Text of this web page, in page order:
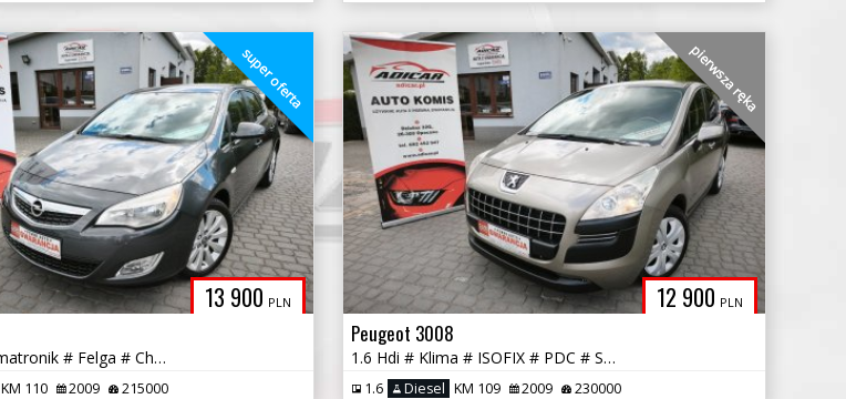
13 900 PLN
super oferta
1.7 CDTi # Klimatronik # Felga # Chrom # PDC !!! GWARANCJA !!!
KM 110 2009 215000
12 900 PLN
pierwsza ręka
Peugeot 3008
1.6 Hdi # Klima # ISOFIX # PDC # Super Stan # GWARANCJA !!!
1.6 Diesel KM 109 2009 230000